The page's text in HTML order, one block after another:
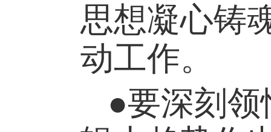
思想凝心铸
动工作。
●要深刻